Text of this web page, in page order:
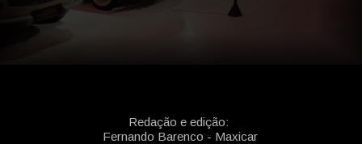
Redação e edição:
Fernando Barenco - Maxicar